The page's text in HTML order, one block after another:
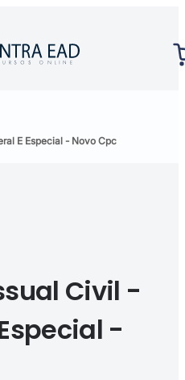
E Especial - Novo Cpc
Civil -
-